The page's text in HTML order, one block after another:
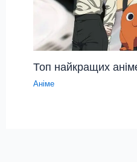
Топ найкращих
Аніме